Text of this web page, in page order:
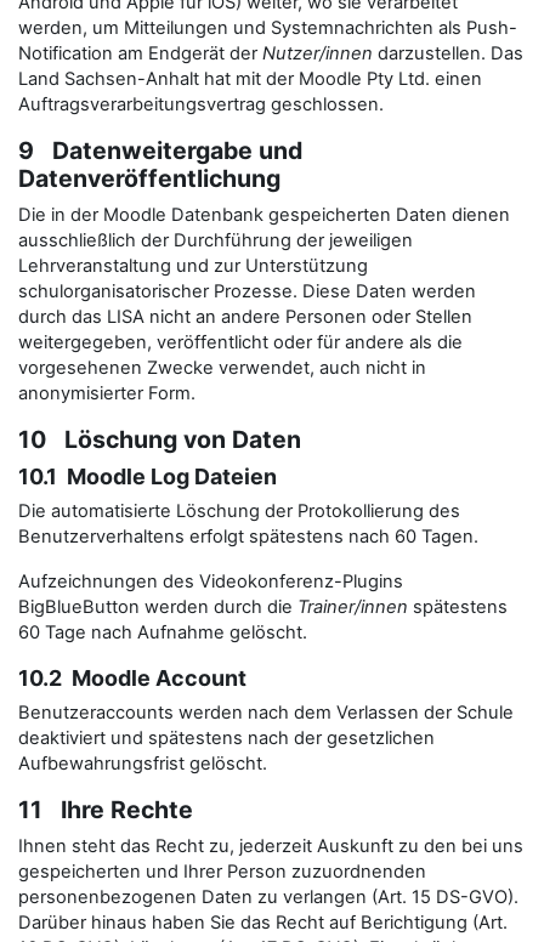
werden, um Mitteilungen und Systemnachrichten als Push-
Notification am Endgerät derNutzer/innen darzustellen. Das
Land Sachsen-Anhalt hat mit der Moodle Pty Ltd. einen
Auftragsverarbeitungsvertrag geschlossen.
9 Datenweitergabe und
Datenveröffentlichung
Die in der Moodle Datenbank gespeicherten Daten dienen
ausschließlich der Durchführung der jeweiligen
Lehrveranstaltung und zur Unterstützung
schulorganisatorischer Prozesse. Diese Daten werden
durch das LISA nicht an andere Personen oder Stellen
weitergegeben, veröffentlicht oder für andere als die
vorgesehenen Zwecke verwendet, auch nicht in
anonymisierter Form.
10 Löschung von Daten
10.1 Moodle Log Dateien
Die automatisierte Löschung der Protokollierung des
Benutzerverhaltens erfolgt spätestens nach 60 Tagen.
Aufzeichnungen des Videokonferenz-Plugins
BigBlueButton werden durch die Trainer/innen spätestens
60 Tage nach Aufnahme gelöscht.
10.2 Moodle Account
Benutzeraccounts werden nach dem Verlassen der Schule
deaktiviert und spätestens nach der gesetzlichen
Aufbewahrungsfrist gelöscht.
11 Ihre Rechte
Ihnen steht das Recht zu, jederzeit Auskunft zu den bei uns
gespeicherten und Ihrer Person zuzuordnenden
personenbezogenen Daten zu verlangen (Art. 15 DS-GVO).
Darüber hinaus haben Sie das Recht auf Berichtigung (Art.